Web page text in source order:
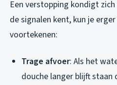
Een verstopping kondigt
de signalen kent, kun je
voortekenen:
Trage afvoer: Als het
douche langer blijft staan